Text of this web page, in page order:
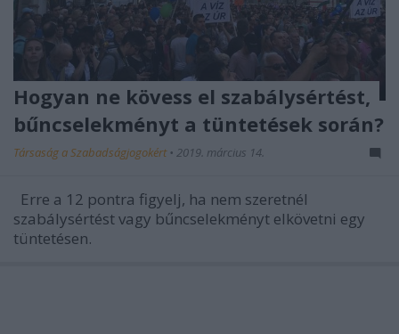
Hogyan ne kövess el szabálysértést,
bűncselekményt a tüntetések során?
Társaság a Szabadságjogokért • 2019. március 14.
Erre a 12 pontra figyelj, ha nem szeretnél
szabálysértést vagy bűncselekményt elkövetni egy
tüntetésen.